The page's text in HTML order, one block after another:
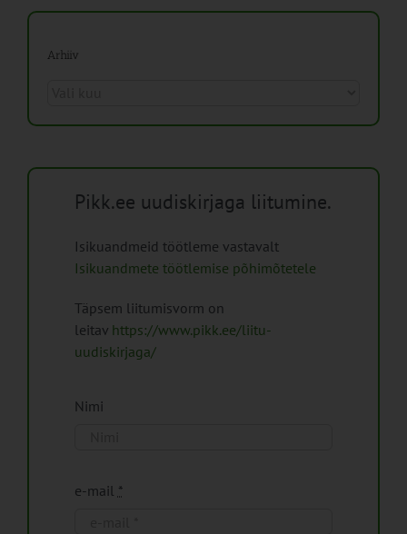
Arhiiv
Pikk.ee uudiskirjaga liitumine.
Isikuandmeid töötleme vastavalt
Isikuandmete töötlemise põhimõtetele
Täpsem liitumisvorm on
leitav https://www.pikk.ee/liitu-
uudiskirjaga/
Nimi
e-mail *